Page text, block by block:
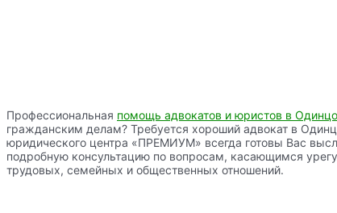
Профессиональная помощь адвокатов и юристов в
гражданским делам? Требуется хороший адвокат в
юридического центра «ПРЕМИУМ» всегда готовы Вас
подробную консультацию по вопросам, касающимся
трудовых, семейных и общественных отношений.